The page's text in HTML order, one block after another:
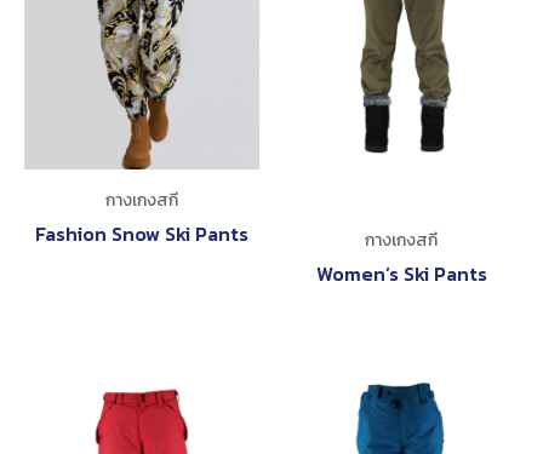
กางเกงสกี
Fashion Snow Ski Pants กางเกงสกี
Women’s Ski Pants